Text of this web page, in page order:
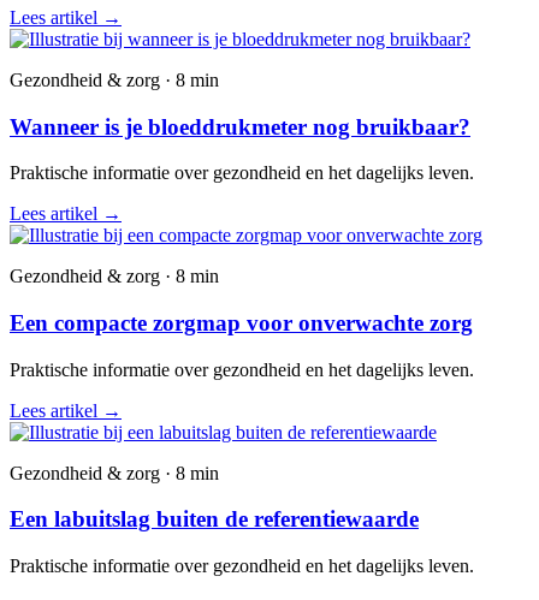
Lees artikel →
Gezondheid & zorg · 8 min
Wanneer is je bloeddrukmeter nog bruikbaar?
Praktische informatie over gezondheid en het dagelijks leven.
Lees artikel →
Gezondheid & zorg · 8 min
Een compacte zorgmap voor onverwachte zorg
Praktische informatie over gezondheid en het dagelijks leven.
Lees artikel →
Gezondheid & zorg · 8 min
Een labuitslag buiten de referentiewaarde
Praktische informatie over gezondheid en het dagelijks leven.